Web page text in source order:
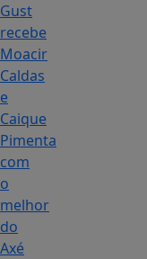
Gust
recebe
Moacir
Caldas
e
Caique
Pimenta
com
o
melhor
do
Axé